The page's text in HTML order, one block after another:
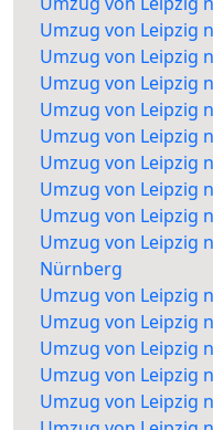
Umzug von Leipzig
Umzug von Leipzig
Umzug von Leipzig
Umzug von Leipzig
Umzug von Leipzig
Umzug von Leipzig
Umzug von Leipzig
Umzug von Leipzig
Umzug von Leipzig
Nürnberg
Umzug von Leipzig
Umzug von Leipzig
Umzug von Leipzig
Umzug von Leipzig
Umzug von Leipzig